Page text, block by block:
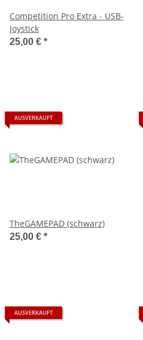
Competition Pro Extra - USB-
Joystick
25,00 € *
AUSVERKAUFT
TheGAMEPAD (schwarz)
25,00 € *
AUSVERKAUFT